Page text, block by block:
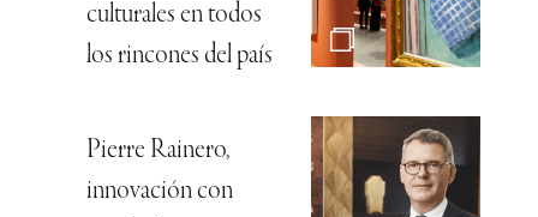
culturales en todos
los rincones del país
Pierre Rainero,
innovación con